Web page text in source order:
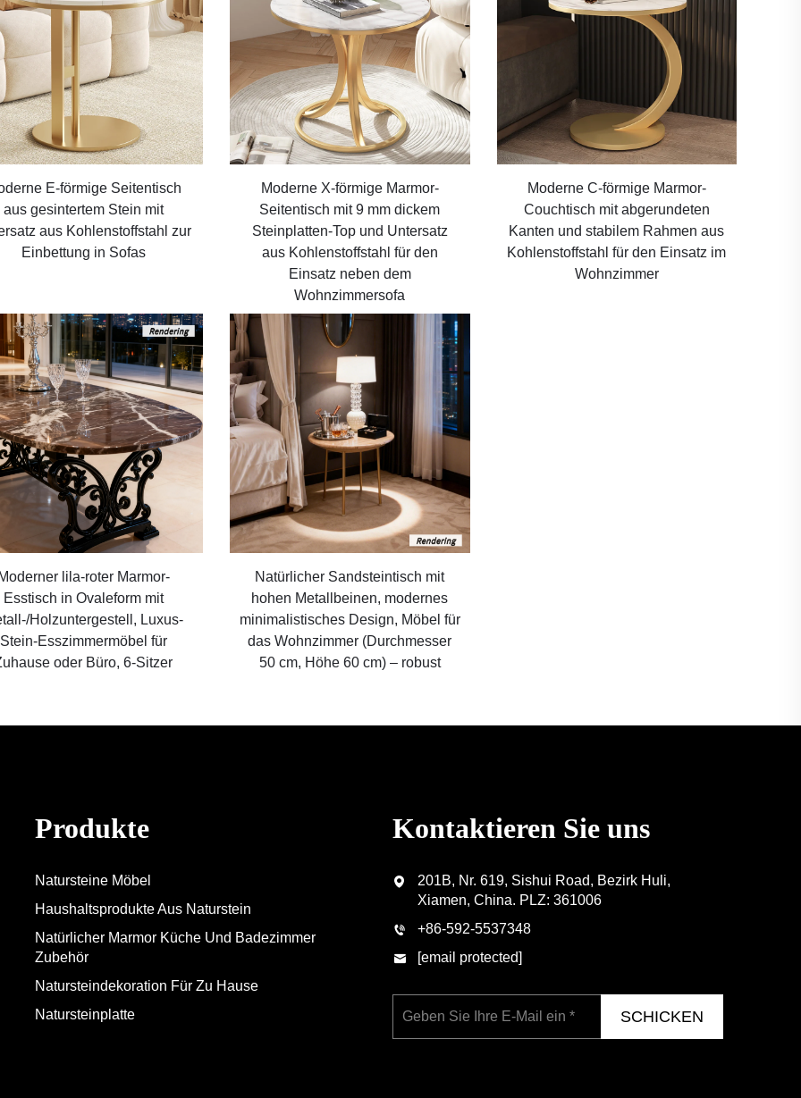
E-förmige Seitentisch
aus gesintertem Stein mit
aus Kohlenstoffstahl zur
Einbettung in Sofas
Moderne X-förmige Marmor-
Seitentisch mit 9 mm dickem
Steinplatten-Top und Untersatz
aus Kohlenstoffstahl für den
Einsatz neben dem
Wohnzimmersofa
Moderne C-förmige Marmor-
Couchtisch mit abgerundeten
Kanten und stabilem Rahmen aus
Kohlenstoffstahl für den Einsatz im
Wohnzimmer
lila-roter Marmor-
Esstisch in Ovaleform mit
Holzuntergestell, Luxus-
Stein-Esszimmermöbel für
oder Büro, 6-Sitzer
Natürlicher Sandsteintisch mit
hohen Metallbeinen, modernes
minimalistisches Design, Möbel für
das Wohnzimmer (Durchmesser
50 cm, Höhe 60 cm) – robust
Produkte
Natursteine Möbel
Haushaltsprodukte Aus Naturstein
Natürlicher Marmor Küche Und Badezimmer
Zubehör
Natursteindekoration Für Zu Hause
Natursteinplatte
Kontaktieren Sie uns
201B, Nr. 619, Sishui Road, Bezirk Huli,
Xiamen, China. PLZ: 361006
+86-592-5537348
[email protected]
SCHICKEN